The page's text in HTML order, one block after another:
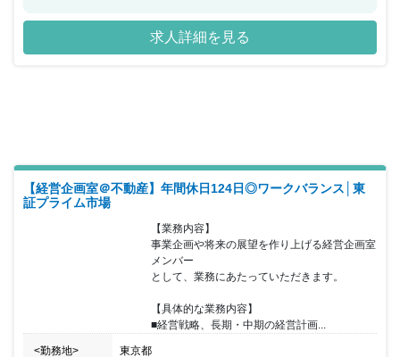
が、海派の活動も積極的です。 ・登山・サーフィン・スキー・キャ
ンプなどアウトドアレジャーを楽しんでいます。
求人詳細を見る
【経営企画室＠不動産】年間休日124日◎ワークバランス│東
証プライム市場
【業務内容】
事業企画や将来の展望を作り上げる経営企画室
メンバー
として、業務にあたっていただきます。
【具体的な業務内容】
■経営戦略、長期・中期の経営計画...
<勤務地> 東京都